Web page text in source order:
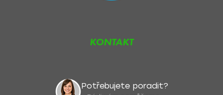
KONTAKT
Potřebujete poradit?